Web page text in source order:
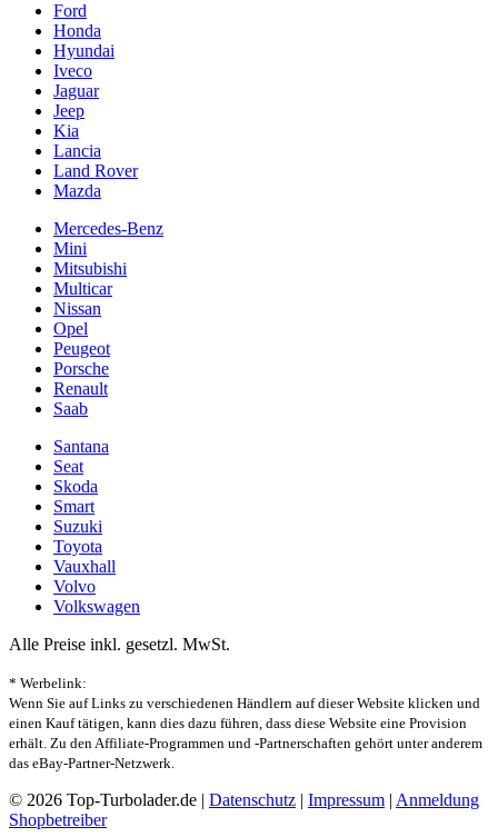
Ford
Honda
Hyundai
Iveco
Jaguar
Jeep
Kia
Lancia
Land Rover
Mazda
Mercedes-Benz
Mini
Mitsubishi
Multicar
Nissan
Opel
Peugeot
Porsche
Renault
Saab
Santana
Seat
Skoda
Smart
Suzuki
Toyota
Vauxhall
Volvo
Volkswagen
Alle Preise inkl. gesetzl. MwSt.
* Werbelink:
Wenn Sie auf Links zu verschiedenen Händlern auf dieser Website klicken und
einen Kauf tätigen, kann dies dazu führen, dass diese Website eine Provision
erhält. Zu den Affiliate-Programmen und -Partnerschaften gehört unter anderem
das eBay-Partner-Netzwerk.
© 2026 Top-Turbolader.de | Datenschutz | Impressum | Anmeldung
Shopbetreiber